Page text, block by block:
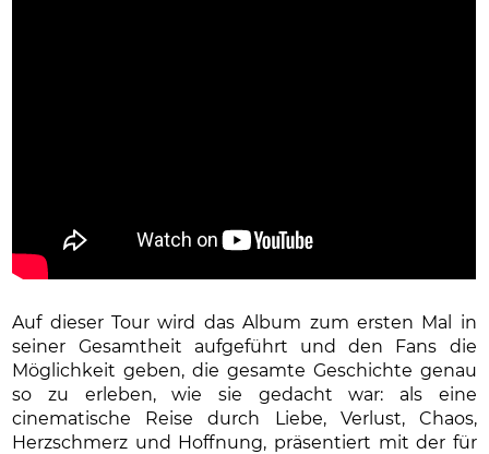
Auf dieser Tour wird das Album zum ersten Mal in
seiner Gesamtheit aufgeführt und den Fans die
Möglichkeit geben, die gesamte Geschichte genau
so zu erleben, wie sie gedacht war: als eine
cinematische Reise durch Liebe, Verlust, Chaos,
Herzschmerz und Hoffnung, präsentiert mit der für